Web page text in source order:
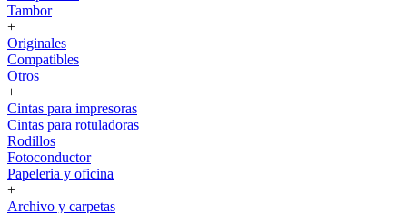
Tambor
+
Originales
Compatibles
Otros
+
Cintas para impresoras
Cintas para rotuladoras
Rodillos
Fotoconductor
Papeleria y oficina
+
Archivo y carpetas